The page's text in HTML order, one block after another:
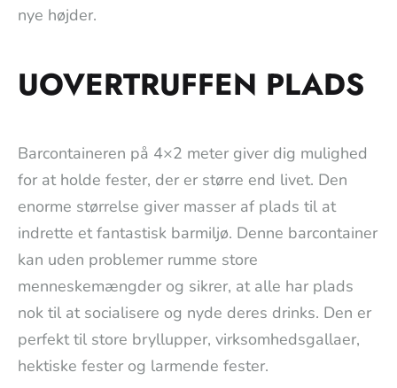
nye højder.
UOVERTRUFFEN PLADS
Barcontaineren på 4×2 meter giver dig mulighed
for at holde fester, der er større end livet. Den
enorme størrelse giver masser af plads til at
indrette et fantastisk barmiljø. Denne barcontainer
kan uden problemer rumme store
menneskemængder og sikrer, at alle har plads
nok til at socialisere og nyde deres drinks. Den er
perfekt til store bryllupper, virksomhedsgallaer,
hektiske fester og larmende fester.